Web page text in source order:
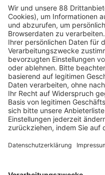
Vorteile, stellt aber auch
Datenschutz, Sicherheit
Implementierung erfordern
sicherzustellen, dass sie
und gleichzeitig Risiken